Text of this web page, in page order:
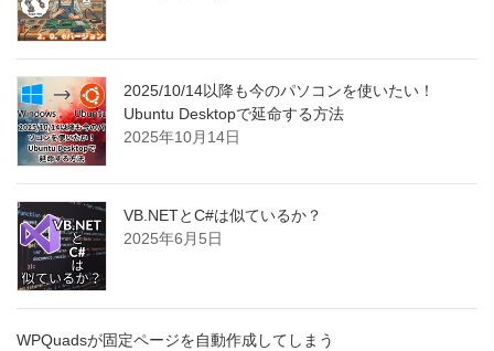
2025/10/14以降も今のパソコンを使いたい！
Ubuntu Desktopで延命する方法
2025年10月14日
VB.NETとC#は似ているか？
2025年6月5日
WPQuadsが固定ページを自動作成してしまう